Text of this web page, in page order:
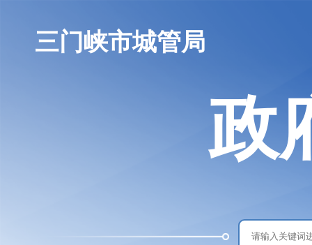
三门峡市城管局
政